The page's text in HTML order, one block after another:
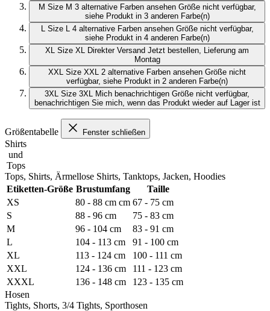
M Size M 3 alternative Farben ansehen Größe nicht verfügbar,
siehe Produkt in 3 anderen Farbe(n)
L Size L 4 alternative Farben ansehen Größe nicht verfügbar,
siehe Produkt in 4 anderen Farbe(n)
XL Size XL Direkter Versand Jetzt bestellen, Lieferung am
Montag
XXL Size XXL 2 alternative Farben ansehen Größe nicht
verfügbar, siehe Produkt in 2 anderen Farbe(n)
3XL Size 3XL Mich benachrichtigen Größe nicht verfügbar,
benachrichtigen Sie mich, wenn das Produkt wieder auf Lager ist
Größentabelle Fenster schließen
Shirts
und
Tops
Tops, Shirts, Ärmellose Shirts, Tanktops, Jacken, Hoodies
Etiketten-Größe Brustumfang
Taille
XS
80 - 88 cm cm 67 - 75 cm
S
88 - 96 cm
75 - 83 cm
M
96 - 104 cm
83 - 91 cm
L
104 - 113 cm
91 - 100 cm
XL
113 - 124 cm
100 - 111 cm
XXL
124 - 136 cm
111 - 123 cm
XXXL
136 - 148 cm
123 - 135 cm
Hosen
Tights, Shorts, 3/4 Tights, Sporthosen